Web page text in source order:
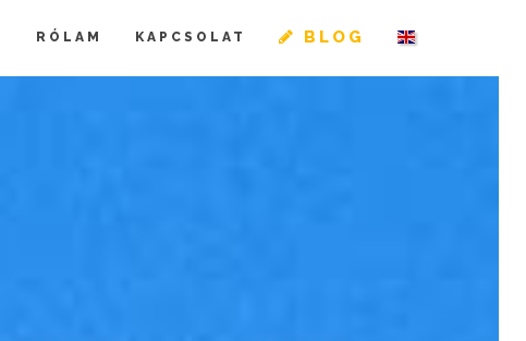
RÓLAM KAPCSOLAT BLOG